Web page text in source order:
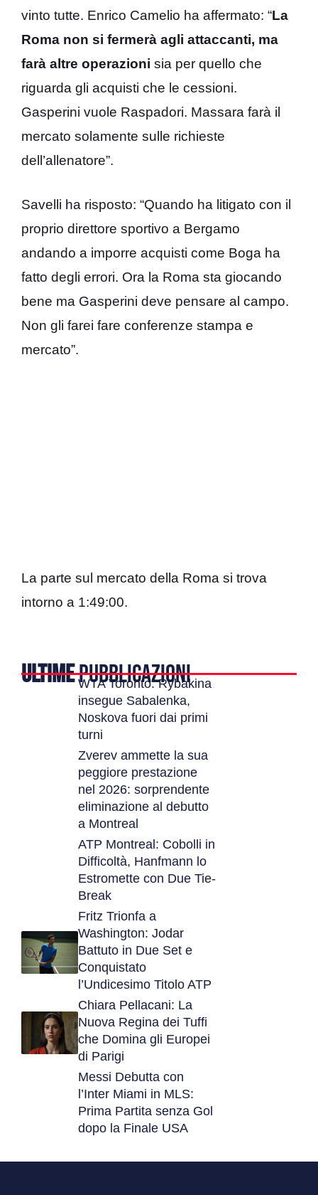
vinto tutte. Enrico Camelio ha affermato: “La
Roma non si fermerà agli attaccanti, ma
farà altre operazioni sia per quello che
riguarda gli acquisti che le cessioni.
Gasperini vuole Raspadori. Massara farà il
mercato solamente sulle richieste
dell’allenatore”.
Savelli ha risposto: “Quando ha litigato con il
proprio direttore sportivo a Bergamo
andando a imporre acquisti come Boga ha
fatto degli errori. Ora la Roma sta giocando
bene ma Gasperini deve pensare al campo.
Non gli farei fare conferenze stampa e
mercato”.
La parte sul mercato della Roma si trova
intorno a 1:49:00.
ULTIMEPUBBLICAZIONI
WTA Toronto: Rybakina
insegue Sabalenka,
Noskova fuori dai primi
turni
Zverev ammette la sua
peggiore prestazione
nel 2026: sorprendente
eliminazione al debutto
a Montreal
ATP Montreal: Cobolli in
Difficoltà, Hanfmann lo
Estromette con Due Tie-
Break
Fritz Trionfa a
Washington: Jodar
Battuto in Due Set e
Conquistato
l’Undicesimo Titolo ATP
Chiara Pellacani: La
Nuova Regina dei Tuffi
che Domina gli Europei
di Parigi
Messi Debutta con
l’Inter Miami in MLS:
Prima Partita senza Gol
dopo la Finale USA